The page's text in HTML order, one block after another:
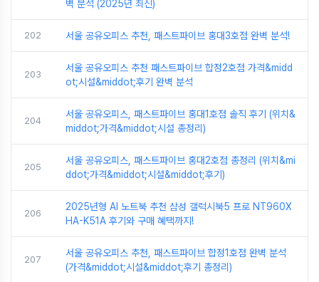
벽 분석 (2025년 최신)
202 서울 공유오피스 추천, 패스트파이브 홍대3호점 완벽 분석!
203
서울 공유오피스 추천 패스트파이브 합정2호점 가격&midd
ot;시설&middot;후기 완벽 분석
204
서울 공유오피스, 패스트파이브 홍대1호점 솔직 후기 (위치&
middot;가격&middot;시설 총정리)
205
서울 공유오피스, 패스트파이브 홍대2호점 총정리 (위치&mi
ddot;가격&middot;시설&middot;후기)
206
2025년형 AI 노트북 추천 삼성 갤럭시북5 프로 NT960X
HA-K51A 후기와 구매 혜택까지!
207
서울 공유오피스 추천, 패스트파이브 합정1호점 완벽 분석
(가격&middot;시설&middot;후기 총정리)